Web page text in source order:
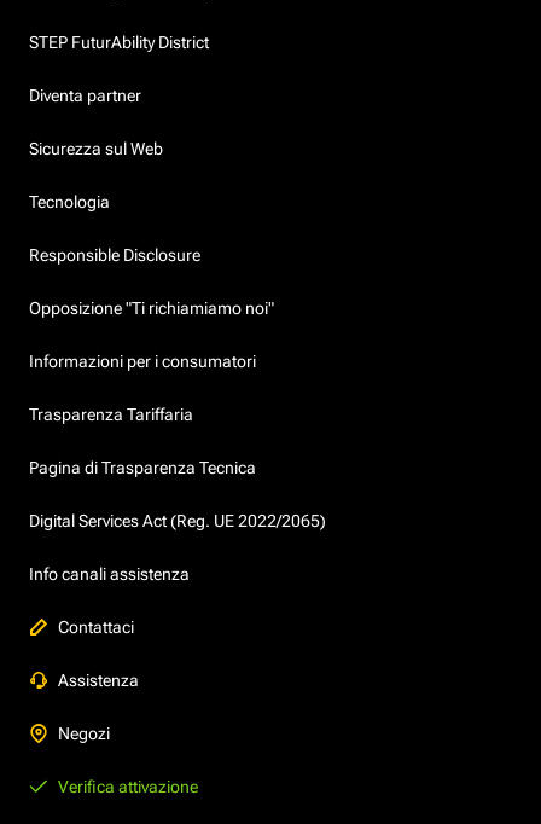
STEP FuturAbility District
Diventa partner
Sicurezza sul Web
Tecnologia
Responsible Disclosure
Opposizione "Ti richiamiamo noi"
Informazioni per i consumatori
Trasparenza Tariffaria
Pagina di Trasparenza Tecnica
Digital Services Act (Reg. UE 2022/2065)
Info canali assistenza
Contattaci
Assistenza
Negozi
Verifica attivazione